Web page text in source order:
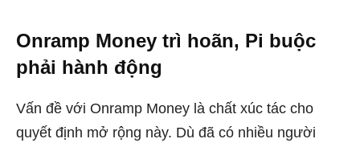
Onramp Money trì hoãn, Pi buộc
phải hành động
Vấn đề với Onramp Money là chất xúc tác cho
quyết định mở rộng này. Dù đã có nhiều người